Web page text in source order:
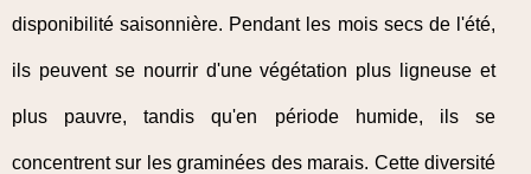
disponibilité saisonnière. Pendant les mois secs de l'été,
ils peuvent se nourrir d'une végétation plus ligneuse et
plus pauvre, tandis qu'en période humide, ils se
concentrent sur les graminées des marais. Cette diversité